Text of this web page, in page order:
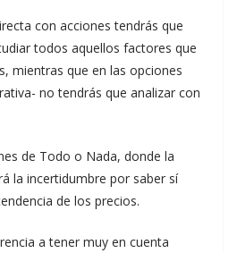
con acciones tendrás que
todos aquellos factores que
mientras que en las opciones
no tendrás que analizar con
de Todo o Nada, donde la
la incertidumbre por saber sí
de los precios.
a tener muy en cuenta